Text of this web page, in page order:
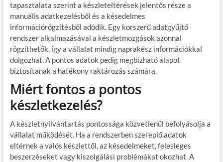
tapasztalata szerint a készleteltérések jelentős része a
manuális adatkezelésből és a késedelmes
információrögzítésből adódik. Egy korszerű adatgyűjtő
rendszer alkalmazásával a készletmozgások azonnal
rögzíthetők, így a vállalat mindig naprakész információkkal
dolgozhat. A pontos adatok pedig megbízható alapot
biztosítanak a hatékony raktározás számára.
Miért fontos a pontos
készletkezelés?
A készletnyilvántartás pontossága közvetlenül befolyásolja a
vállalat működését. Ha a rendszerben szereplő adatok
eltérnek a valós készlettől, az késedelmeket, felesleges
beszerzéseket vagy kiszolgálási problémákat okozhat. A